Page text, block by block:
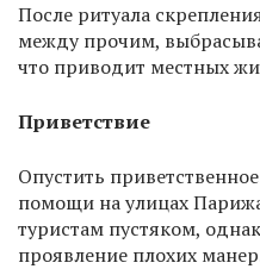
После ритуала
между прочим,
что приводит местных
Приветствие
Опустить
помощи на улицах
туристам пустяком,
проявление плохих